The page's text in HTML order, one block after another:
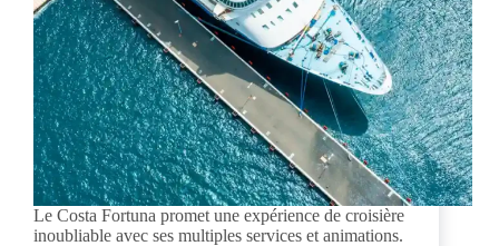
Le Costa Fortuna promet une expérience de croisière
inoubliable avec ses multiples services et animations.